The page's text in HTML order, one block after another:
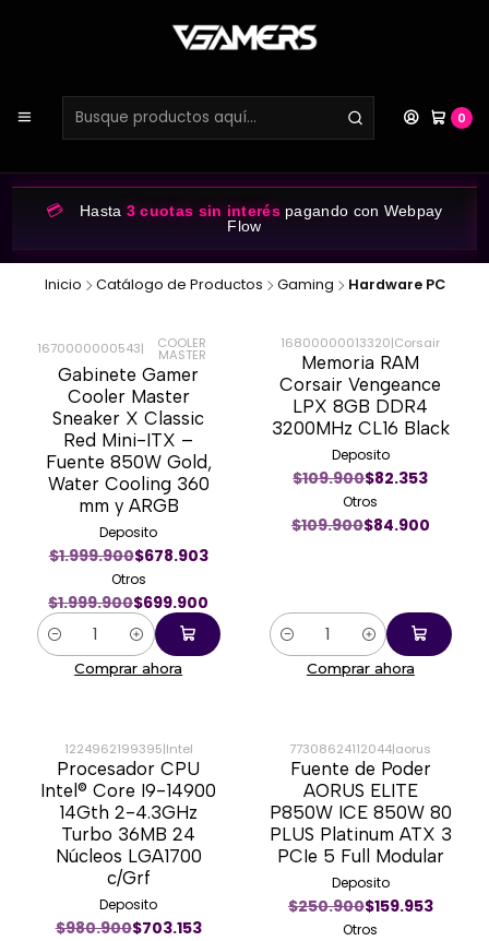
0
💳 Hasta 3 cuotas sin interéspagando con Webpay
Flow
Inicio Catálogo de Productos Gaming Hardware PC
-65%
1670000000543| COOLER
MASTER
Gabinete Gamer
Cooler Master
Sneaker X Classic
Red Mini-ITX –
Fuente 850W Gold,
Water Cooling 360
mm y ARGB
Deposito
$1.999.900$678.903
Otros
$1.999.900$699.900
Cantidad
Comprar ahora
-23%
16800000013320|Corsair
Memoria RAM
Corsair Vengeance
LPX 8GB DDR4
3200MHz CL16 Black
Deposito
$109.900$82.353
Otros
$109.900$84.900
Cantidad
Comprar ahora
-26%
1224962199395|Intel
Procesador CPU
Intel® Core I9-14900
14Gth 2-4.3GHz
Turbo 36MB 24
Núcleos LGA1700
c/Grf
Deposito
$980.900$703.153
-34%
77308624112044|aorus
Fuente de Poder
AORUS ELITE
P850W ICE 850W 80
PLUS Platinum ATX 3
PCIe 5 Full Modular
Deposito
$250.900$159.953
Otros